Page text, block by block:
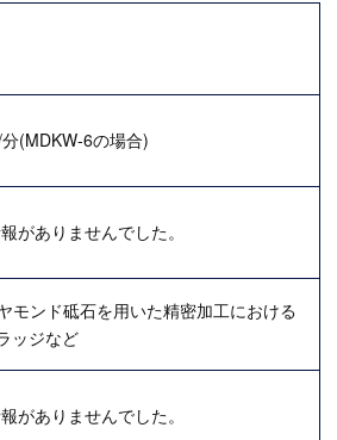
(MDKW-6の場合)
がありませんでした。
モンド砥石を用いた精密加工における
ッジなど
がありませんでした。